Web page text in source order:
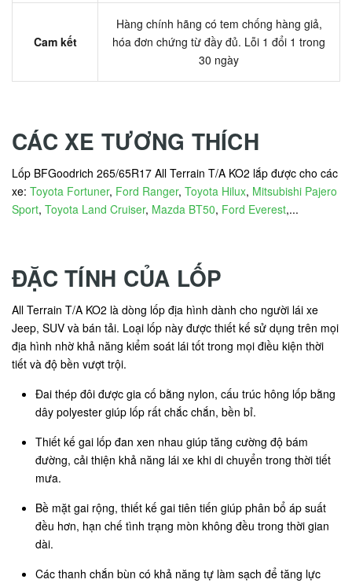
Cam kết
Hàng chính hãng có tem chống hàng giả,
hóa đơn chứng từ đầy đủ. Lỗi 1 đổi 1 trong
30 ngày
CÁC XE TƯƠNG THÍCH
Lốp BFGoodrich 265/65R17 All Terrain T/A KO2 lắp được cho các
xe: Toyota Fortuner, Ford Ranger, Toyota Hilux, Mitsubishi Pajero
Sport, Toyota Land Cruiser, Mazda BT50, Ford Everest,...
ĐẶC TÍNH CỦA LỐP
All Terrain T/A KO2 là dòng lốp địa hình dành cho người lái xe
Jeep, SUV và bán tải. Loại lốp này được thiết kế sử dụng trên mọi
địa hình nhờ khả năng kiểm soát lái tốt trong mọi điều kiện thời
tiết và độ bền vượt trội.
Đai thép đôi được gia cố bằng nylon, cấu trúc hông lốp bằng
dây polyester giúp lốp rất chắc chắn, bền bỉ.
Thiết kế gai lốp đan xen nhau giúp tăng cường độ bám
đường, cải thiện khả năng lái xe khi di chuyển trong thời tiết
mưa.
Bề mặt gai rộng, thiết kế gai tiên tiến giúp phân bổ áp suất
đều hơn, hạn chế tình trạng mòn không đều trong thời gian
dài.
Các thanh chắn bùn có khả năng tự làm sạch để tăng lực